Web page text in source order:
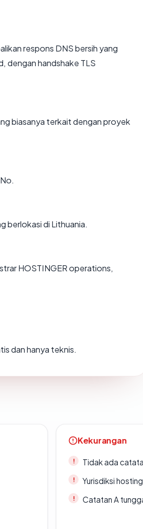
respons DNS bersih yang
dengan handshake TLS
biasanya terkait dengan proyek
berlokasi di Lithuania.
HOSTINGER operations,
dan hanya teknis.
Kekurangan
Tidak ada
Yurisdiksi
Catatan A